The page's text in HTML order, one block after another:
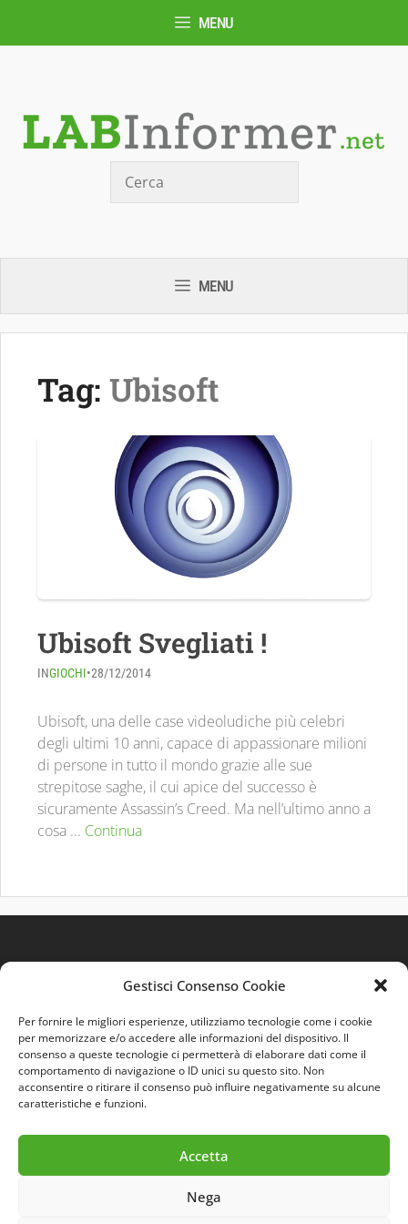
Gestisci Consenso Cookie
Per fornire le migliori esperienze, utilizziamo tecnologie come i cookie
per memorizzare e/o accedere alle informazioni del dispositivo. Il
consenso a queste tecnologie ci permetterà di elaborare dati come il
comportamento di navigazione o ID unici su questo sito. Non
acconsentire o ritirare il consenso può influire negativamente su alcune
caratteristiche e funzioni.
Accetta
Nega
MENU
MENU
Tag: Ubisoft
Ubisoft Svegliati !
INGIOCHI•28/12/2014
Ubisoft, una delle case videoludiche più celebri
degli ultimi 10 anni, capace di appassionare milioni
di persone in tutto il mondo grazie alle sue
strepitose saghe, il cui apice del successo è
sicuramente Assassin’s Creed. Ma nell’ultimo anno a
cosa ... Continua
Quest'opera è distribuita con LicenzaCreative
Commons 3.0 Italia.